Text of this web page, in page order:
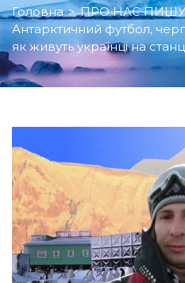
Головна > ПРО НАС
Антарктичний футбол,
як живуть українці на